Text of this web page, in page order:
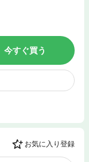
今すぐ買う
お気に入り登録